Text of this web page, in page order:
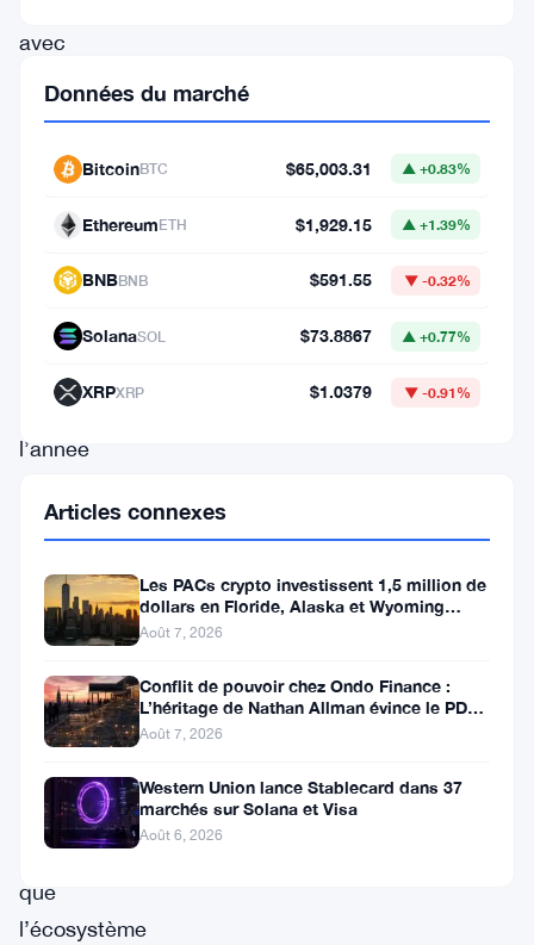
avec
plateforme
supportant
grande
partie
pertes
majeures
l’année
des
cryptomonnaies.
nouveau
rapport
Cyvers
révèle
que
l’écosystème
Données du marché
BitcoinBTC $65,003.31 ▲ +0.83%
EthereumETH $1,929.15 ▲ +1.39%
BNBBNB $591.55 ▼ -0.32%
SolanaSOL $73.8867 ▲ +0.77%
XRPXRP $1.0379 ▼ -0.91%
Articles connexes
Les PACs crypto investissent 1,5 million de
dollars en Floride, Alaska et Wyoming
après un revers au Michigan
Août 7, 2026
Conflit de pouvoir chez Ondo Finance :
L’héritage de Nathan Allman évince le PDG
Ian De Bode le 24 juillet
Août 7, 2026
Western Union lance Stablecard dans 37
marchés sur Solana et Visa
Août 6, 2026